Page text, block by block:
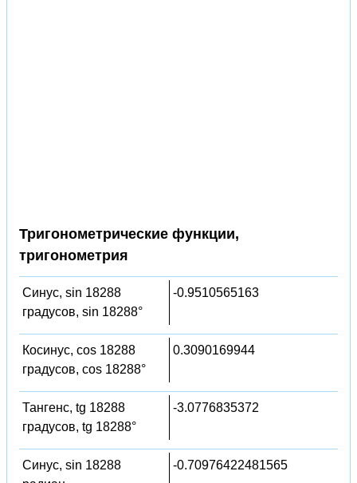
Тригонометрические функции,
тригонометрия
Синус, sin 18288
градусов, sin 18288°
-0.9510565163
Косинус, cos 18288
градусов, cos 18288°
0.3090169944
Тангенс, tg 18288
градусов, tg 18288°
-3.0776835372
Синус, sin 18288
-0.70976422481565